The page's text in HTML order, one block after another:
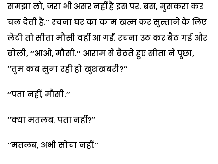
समझा लो, जरा भी असर नहीं है इस पर. बस, मुसकरा कर
चल देती है.’’ रचना घर का काम खत्म कर सुस्ताने के लिए
लेटी तो सीता मौसी वहीं आ गईं. रचना उठ कर बैठ गई और
बोली, ‘‘आओ, मौसी.’’ आराम से बैठते हुए सीता ने पूछा,
‘‘तुम कब सुना रही हो खुशखबरी?’’
‘‘पता नहीं, मौसी.’’
‘‘क्या मतलब, पता नहीं?’’
‘‘मतलब, अभी सोचा नहीं.’’